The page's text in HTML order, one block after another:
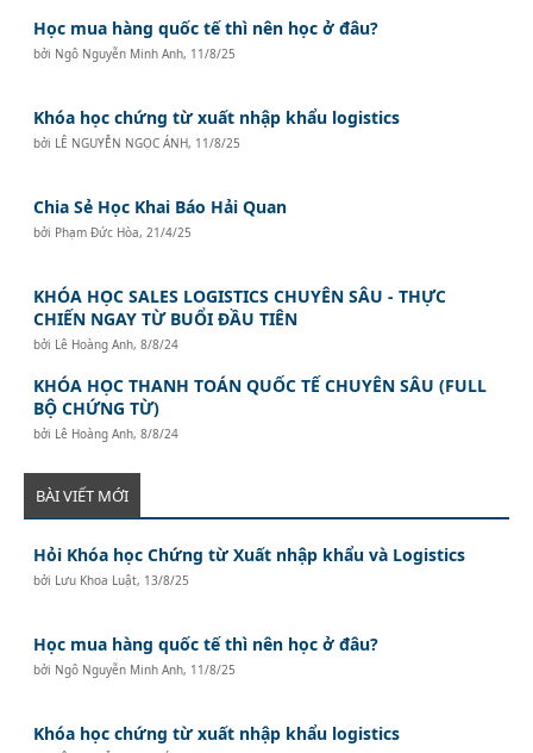
Học mua hàng quốc tế thì nên học ở đâu?
bởi Ngô Nguyễn Minh Anh, 11/8/25
Khóa học chứng từ xuất nhập khẩu logistics
bởi LÊ NGUYỄN NGỌC ÁNH, 11/8/25
Chia Sẻ Học Khai Báo Hải Quan
bởi Phạm Đức Hòa, 21/4/25
KHÓA HỌC SALES LOGISTICS CHUYÊN SÂU - THỰC
CHIẾN NGAY TỪ BUỔI ĐẦU TIÊN
bởi Lê Hoàng Anh,8/8/24
KHÓA HỌC THANH TOÁN QUỐC TẾ CHUYÊN SÂU (FULL
BỘ CHỨNG TỪ)
bởi Lê Hoàng Anh,8/8/24
BÀI VIẾT MỚI
Hỏi Khóa học Chứng từ Xuất nhập khẩu và Logistics
bởi Lưu Khoa Luật, 13/8/25
Học mua hàng quốc tế thì nên học ở đâu?
bởi Ngô Nguyễn Minh Anh, 11/8/25
Khóa học chứng từ xuất nhập khẩu logistics